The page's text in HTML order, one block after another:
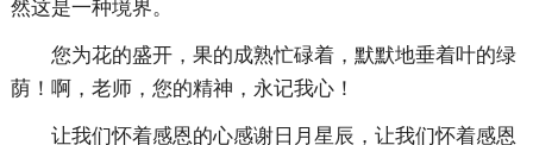
然这是一种境界。
您为花的盛开，果的成熟忙碌着，默默地垂着叶的绿
荫！啊，老师，您的精神，永记我心！
让我们怀着感恩的心感谢日月星辰，让我们怀着感恩